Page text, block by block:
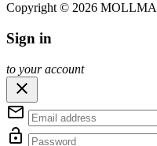
Copyright © 2026
Sign in
to your account
close
mail_outline
lock_open